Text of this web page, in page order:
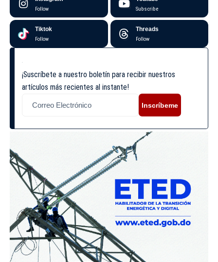
Follow Subscribe
Tiktok
Follow
Threads
Follow
¡Suscríbete a nuestro boletín para recibir nuestros
artículos más recientes al instante!
Inscríbeme